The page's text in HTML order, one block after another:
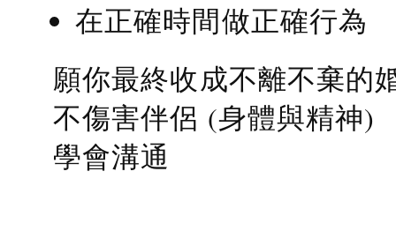
在正確時間做正確行為
願你最終收成不離不棄的
不傷害伴侶 (身體與精神)
學會溝通